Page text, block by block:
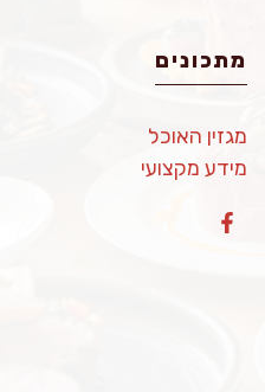
מתכונים
מגזין האוכל
מידע מקצועי